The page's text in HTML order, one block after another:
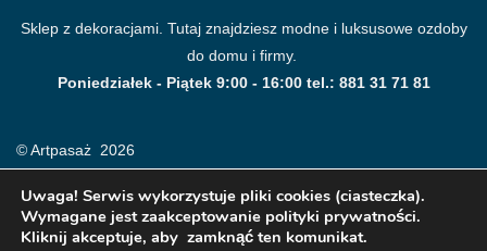
Sklep z dekoracjami. Tutaj znajdziesz modne i luksusowe ozdoby
do domu i firmy.
Poniedziałek - Piątek 9:00 - 16:00 tel.: 881 31 71 81
© Artpasaż 2026
Uwaga! Serwis wykorzystuje pliki cookies (ciasteczka).
Wymagane jest zaakceptowanie polityki prywatności.
Kliknij akceptuje, aby zamknąć ten komunikat.